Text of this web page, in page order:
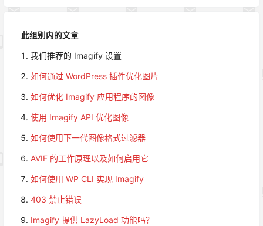
此组别内的文章
我们推荐的 Imagify 设置
如何通过 WordPress 插件优化图片
如何优化 Imagify 应用程序的图像
使用 Imagify API 优化图像
如何使用下一代图像格式过滤器
AVIF 的工作原理以及如何启用它
如何使用 WP CLI 实现 Imagify
403 禁止错误
Imagify 提供 LazyLoad 功能吗？